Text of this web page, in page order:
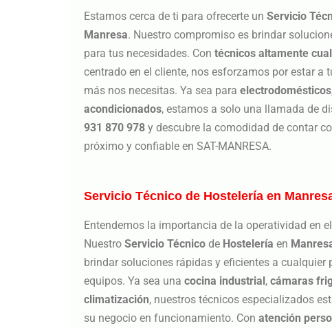
Estamos cerca de ti para ofrecerte un Servicio
Manresa. Nuestro compromiso es brindar
para tus necesidades. Con técnicos altamente
centrado en el cliente, nos esforzamos por estar a
más nos necesitas. Ya sea para electrodomésticos
acondicionados, estamos a solo una llamada de
931 870 978 y descubre la comodidad de contar
próximo y confiable en SAT-MANRESA.
Servicio Técnico de Hostelería en
Entendemos la importancia de la operatividad en
Nuestro Servicio Técnico de Hostelería en
brindar soluciones rápidas y eficientes a cualquier
equipos. Ya sea una cocina industrial, cámaras
climatización, nuestros técnicos especializados
su negocio en funcionamiento. Con atención